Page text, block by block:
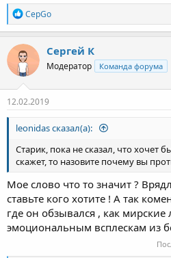
Р
е
а
к
ц
и
и
:
CepGo
Сергей К
Модератор Команда форума
12.02.2019
leonidas сказал(а):
Старик, пока не сказал, что хочет
скажет, то назовите почему вы
Мое слово что то значит ?
ставьте кого хотите ! А так
где он обзывался , как
эмоциональным всплескам из